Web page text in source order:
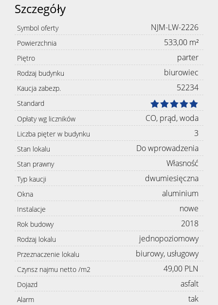
Szczegóły
Symbol oferty NJM-LW-2226
Powierzchnia 533,00 m²
Piętro parter
Rodzaj budynku biurowiec
Kaucja zabezp. 52234
Standard
Opłaty wg liczników
CO, prąd, woda
Liczba pięter w budynku 3
Stan lokalu Do wprowadzenia
Stan prawny Własność
Typ kaucji dwumiesięczna
Okna aluminium
Instalacje nowe
Rok budowy 2018
Rodzaj lokalu jednopoziomowy
Przeznaczenie lokalu biurowy, usługowy
Czynsz najmu netto /m2 49,00 PLN
Dojazd asfalt
Alarm tak